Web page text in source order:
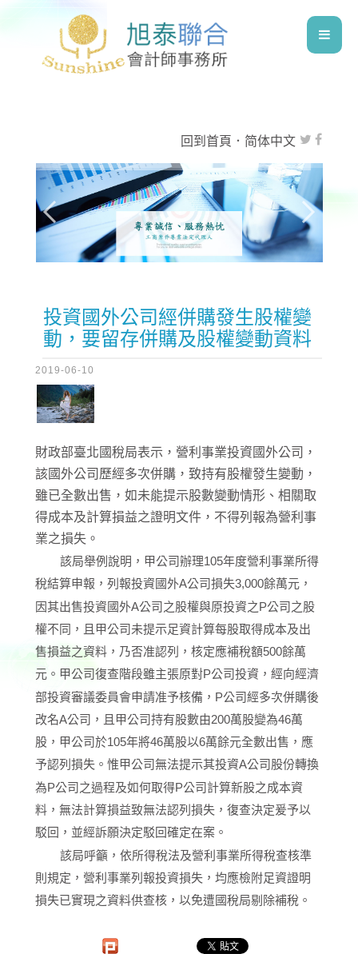
回到首頁 ． 简体中文
投資國外公司經併購發生股權變
動，要留存併購及股權變動資料
2019-06-10
財政部臺北國稅局表示，營利事業投資國外公司，
該國外公司歷經多次併購，致持有股權發生變動，
雖已全數出售，如未能提示股數變動情形、相關取
得成本及計算損益之證明文件，不得列報為營利事
業之損失。
該局舉例說明，甲公司辦理105年度營利事業所得
稅結算申報，列報投資國外A公司損失3,000餘萬元，
因其出售投資國外A公司之股權與原投資之P公司之股
權不同，且甲公司未提示足資計算每股取得成本及出
售損益之資料，乃否准認列，核定應補稅額500餘萬
元。甲公司復查階段雖主張原對P公司投資，經向經濟
部投資審議委員會申請准予核備，P公司經多次併購後
改名A公司，且甲公司持有股數由200萬股變為46萬
股，甲公司於105年將46萬股以6萬餘元全數出售，應
予認列損失。惟甲公司無法提示其投資A公司股份轉換
為P公司之過程及如何取得P公司計算新股之成本資
料，無法計算損益致無法認列損失，復查決定爰予以
駁回，並經訴願決定駁回確定在案。
該局呼籲，依所得稅法及營利事業所得稅查核準
則規定，營利事業列報投資損失，均應檢附足資證明
損失已實現之資料供查核，以免遭國稅局剔除補稅。